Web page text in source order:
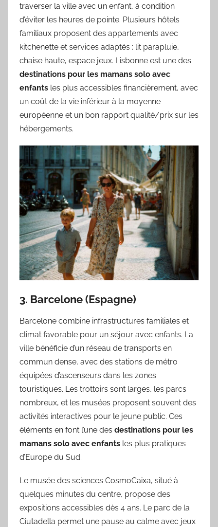
traverser la ville avec un enfant, à condition
d’éviter les heures de pointe. Plusieurs hôtels
familiaux proposent des appartements avec
kitchenette et services adaptés : lit parapluie,
chaise haute, espace jeux. Lisbonne est une des
destinations pour les mamans solo avec
enfants les plus accessibles financièrement, avec
un coût de la vie inférieur à la moyenne
européenne et un bon rapport qualité/prix sur les
hébergements.
3. Barcelone (Espagne)
Barcelone combine infrastructures familiales et
climat favorable pour un séjour avec enfants. La
ville bénéficie d’un réseau de transports en
commun dense, avec des stations de métro
équipées d’ascenseurs dans les zones
touristiques. Les trottoirs sont larges, les parcs
nombreux, et les musées proposent souvent des
activités interactives pour le jeune public. Ces
éléments en font l’une des destinations pour les
mamans solo avec enfants les plus pratiques
d’Europe du Sud.
Le musée des sciences CosmoCaixa, situé à
quelques minutes du centre, propose des
expositions accessibles dès 4 ans. Le parc de la
Ciutadella permet une pause au calme avec jeux